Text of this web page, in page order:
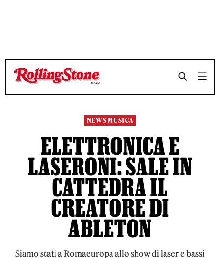
TEMPO DI LETTURA 5 MINUTI SHARE
TEMPO DI LETTURA 5 MINUTI SHARE
NEWS MUSICA
ELETTRONICA E
LASERONI: SALE IN
CATTEDRA IL
CREATORE DI
ABLETON
Siamo stati a Romaeuropa allo show di laser e bassi